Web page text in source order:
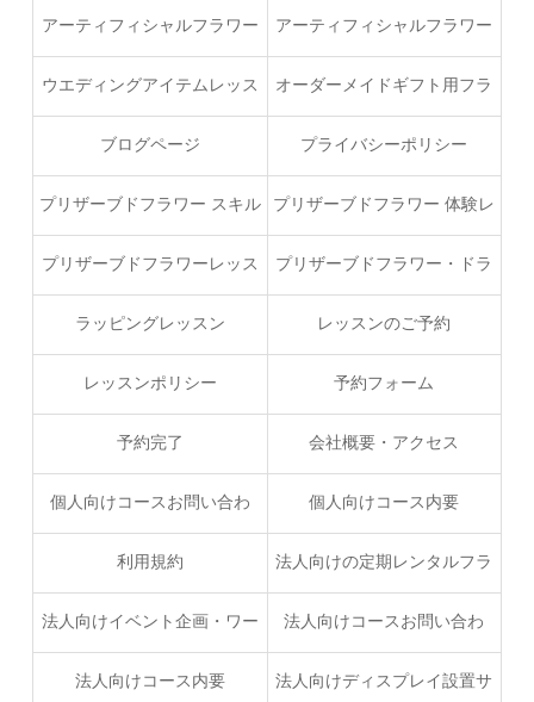
うさくまフラワースタイルコ
ース（ベーシック）
ウエディングブーケプロフェ
ッショナルコース
アーティフィシャルフラワー
ブーケスキルアップレッスン
アーティフィシャルフラワー
レッスン
ウエディングアイテムレッス
ン
オーダーメイドギフト用フラ
ワープラン
ブログページ プライバシーポリシー
プリザーブドフラワー スキル
アップブーケレッスン
プリザーブドフラワー 体験レ
ッスン
プリザーブドフラワーレッス
ン
プリザーブドフラワー・ドラ
イフラワー ハンドメイドコー
ス
ラッピングレッスン レッスンのご予約
レッスンポリシー 予約フォーム
予約完了 会社概要・アクセス
個人向けコースお問い合わ
せ・お申し込みフォーム
個人向けコース内要
利用規約 法人向けの定期レンタルフラ
ワーサービス
法人向けイベント企画・ワー
クショップ・出張レッスン
法人向けコースお問い合わ
せ・お申し込みフォーム
法人向けコース内要 法人向けディスプレイ設置サ